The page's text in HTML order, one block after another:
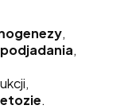
,
,
.